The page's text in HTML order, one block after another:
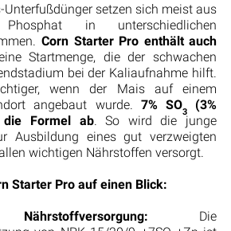
setzen sich meist aus
in unterschiedlichen
Corn Starter Pro enthält auch
Startmenge, die der schwachen
bei der Kaliaufnahme hilft.
wenn der Mais auf einem
angebaut wurde. 7% SO3
(3%
die Formel ab. So wird die junge
Ausbildung eines gut verzweigten
wichtigen Nährstoffen versorgt.
Starter Pro auf einen Blick:
Die